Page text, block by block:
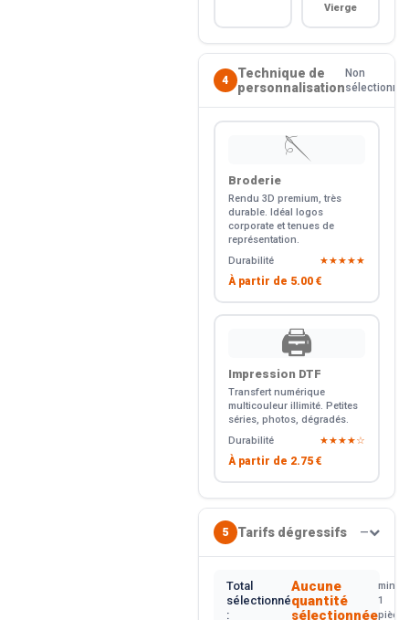
Vierge
4
Technique de
personnalisation
Non
sélectionné
🪡
Broderie
Rendu 3D premium, très
durable. Idéal logos
corporate et tenues de
représentation.
Durabilité
★★★★★
À partir de 5.00 €
🖨️
Impression DTF
Transfert numérique
multicouleur illimité. Petites
séries, photos, dégradés.
Durabilité
★★★★☆
À partir de 2.75 €
5 Tarifs dégressifs —
Total
sélectionné
:
Aucune
quantité
sélectionnée
min.
1
pièce